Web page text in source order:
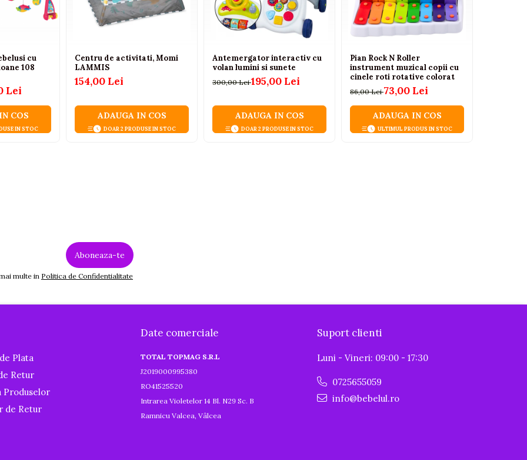
cu
108
Lei
COS
IN STOC
Centru de activitati, Momi
LAMMIS
154,00 Lei
ADAUGA IN COS
DOAR 2 PRODUSE IN STOC
Antemergator interactiv cu
volan lumini si sunete
300,00 Lei195,00 Lei
ADAUGA IN COS
DOAR 2 PRODUSE IN STOC
Pian Rock N Roller
instrument muzical copii cu
cinele roti rotative colorat
86,00 Lei73,00 Lei
ADAUGA IN COS
ULTIMUL PRODUS IN STOC
multe in Politica de Confidentialitate
Plata
Retur
Produselor
de Retur
Date comerciale
TOTAL TOPMAG S.R.L
J2019000995380
RO41525520
Intrarea Violetelor 14 Bl. N29 Sc. B
Ramnicu Valcea, Vâlcea
Suport clienti
Luni - Vineri: 09:00 - 17:30
0725655059
info@bebelul.ro